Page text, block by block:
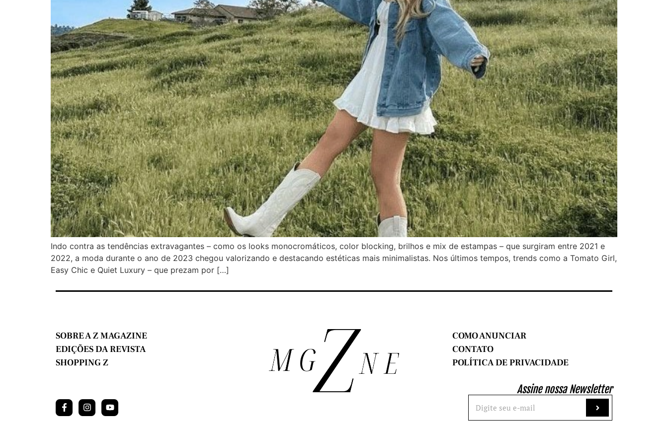
Indo contra as tendências extravagantes – como os looks monocromáticos, color blocking, brilhos e mix de estampas – que surgiram entre 2021 e
2022, a moda durante o ano de 2023 chegou valorizando e destacando estéticas mais minimalistas. Nos últimos tempos, trends como a Tomato Girl,
Easy Chic e Quiet Luxury – que prezam por […]
SOBRE A Z MAGAZINE
EDIÇÕES DA REVISTA
SHOPPING Z
COMO ANUNCIAR
CONTATO
POLÍTICA DE PRIVACIDADE
Assine nossa Newsletter